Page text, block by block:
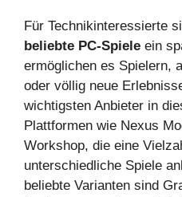
Für Technikinteressierte
beliebte PC-Spiele ein
ermöglichen es Spielern,
oder völlig neue
wichtigsten Anbieter in
Plattformen wie Nexus
Workshop, die eine
unterschiedliche Spiele
beliebte Varianten sind